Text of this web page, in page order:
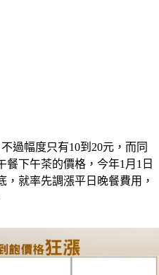
過幅度只有10到20元，而同
下午茶的價格，今年1月1日
，就率先調漲平日晚餐費用，